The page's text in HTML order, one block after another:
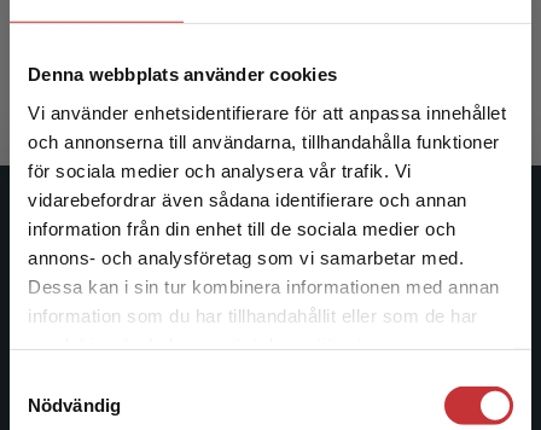
Denna webbplats använder cookies
Vi använder enhetsidentifierare för att anpassa innehållet
och annonserna till användarna, tillhandahålla funktioner
för sociala medier och analysera vår trafik. Vi
vidarebefordrar även sådana identifierare och annan
information från din enhet till de sociala medier och
annons- och analysföretag som vi samarbetar med.
Dessa kan i sin tur kombinera informationen med annan
information som du har tillhandahållit eller som de har
Nödvändig
Begränsad fraktregion
Det verkar som att du besöker
studentlitteratur.se via en enhet utanför Sverige.
Vi erbjuder inte leveranser utanför Sverige. För
att kunna slutföra ett köp måste
Gamborg, Gunner m.fl. (red.)
Exkl. moms: 374 kr
Studentlitteratur
Studentlitteratur grundades 1963 och är idag Sveriges
ledande utbildningsförlag. Med läromedel, kurslitteratur,
längs hela kunskapsresan.